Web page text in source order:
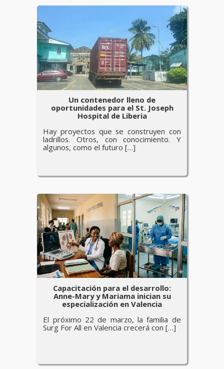
Un contenedor lleno de
oportunidades para el St. Joseph
Hospital de Liberia
Hay proyectos que se construyen con
ladrillos. Otros, con conocimiento. Y
algunos, como el futuro […]
Capacitación para el desarrollo:
Anne-Mary y Mariama inician su
especialización en Valencia
El próximo 22 de marzo, la familia de
Surg For All en Valencia crecerá con […]